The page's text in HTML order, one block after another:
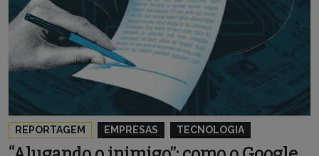
REPORTAGEM EMPRESAS TECNOLOGIA